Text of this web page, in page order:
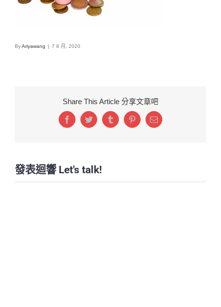
ByAriyawang | 7 8 月, 2020
Share This Article 分享文章吧
FacebookTwitterTumblrPinterestEmail:
發表迴響 Let's talk!